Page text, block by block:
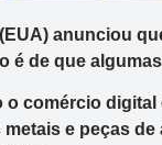
anunciou
é de que
o comércio
e peças